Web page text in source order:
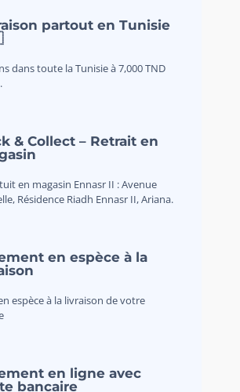
partout en Tunisie
dans toute la Tunisie à 7,000 TND
& Collect – Retrait en
en magasin Ennasr II : Avenue
Résidence Riadh Ennasr II, Ariana.
en espèce à la
espèce à la livraison de votre
en ligne avec
bancaire